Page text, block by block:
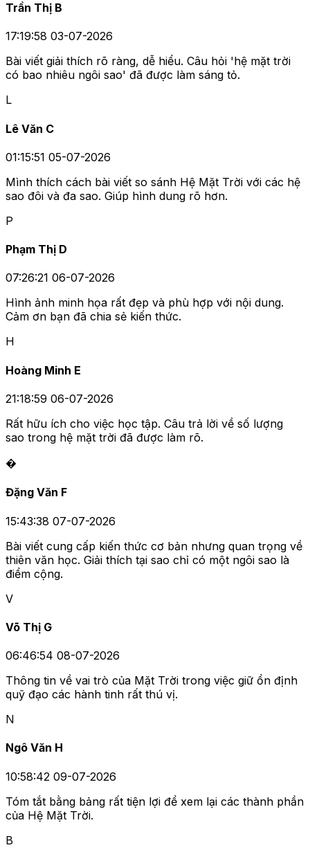
Trần Thị B
17:19:58 03-07-2026
Bài viết giải thích rõ ràng, dễ hiểu. Câu hỏi 'hệ mặt trời
có bao nhiêu ngôi sao' đã được làm sáng tỏ.
L
Lê Văn C
01:15:51 05-07-2026
Mình thích cách bài viết so sánh Hệ Mặt Trời với các hệ
sao đôi và đa sao. Giúp hình dung rõ hơn.
P
Phạm Thị D
07:26:21 06-07-2026
Hình ảnh minh họa rất đẹp và phù hợp với nội dung.
Cảm ơn bạn đã chia sẻ kiến thức.
H
Hoàng Minh E
21:18:59 06-07-2026
Rất hữu ích cho việc học tập. Câu trả lời về số lượng
sao trong hệ mặt trời đã được làm rõ.
�
Đặng Văn F
15:43:38 07-07-2026
Bài viết cung cấp kiến thức cơ bản nhưng quan trọng về
thiên văn học. Giải thích tại sao chỉ có một ngôi sao là
điểm cộng.
V
Võ Thị G
06:46:54 08-07-2026
Thông tin về vai trò của Mặt Trời trong việc giữ ổn định
quỹ đạo các hành tinh rất thú vị.
N
Ngô Văn H
10:58:42 09-07-2026
Tóm tắt bằng bảng rất tiện lợi để xem lại các thành phần
của Hệ Mặt Trời.
B